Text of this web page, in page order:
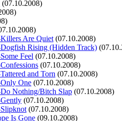
(07.10.2008)
Are Quiet (07.10.2008)
Rising (Hidden Track)
Feel (07.10.2008)
(07.10.2008)
and Torn (07.10.2008)
One (07.10.2008)
Nothing/Bitch Slap (07.10.2008)
(07.10.2008)
(07.10.2008)
Is Gone (09.10.2008)